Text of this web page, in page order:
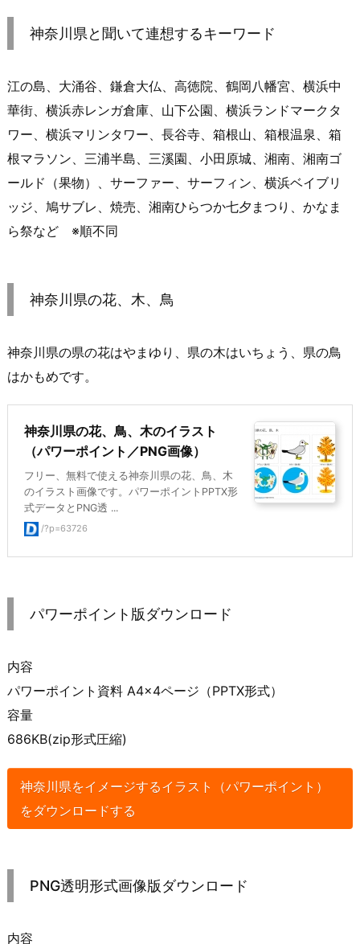
神奈川県と聞いて連想するキーワード
江の島、大涌谷、鎌倉大仏、高徳院、鶴岡八幡宮、横浜中
華街、横浜赤レンガ倉庫、山下公園、横浜ランドマークタ
ワー、横浜マリンタワー、長谷寺、箱根山、箱根温泉、箱
根マラソン、三浦半島、三溪園、小田原城、湘南、湘南ゴ
ールド（果物）、サーファー、サーフィン、横浜ベイブリ
ッジ、鳩サブレ、焼売、湘南ひらつか七夕まつり、かなま
ら祭など ※順不同
神奈川県の花、木、鳥
神奈川県の県の花はやまゆり、県の木はいちょう、県の鳥
はかもめです。
神奈川県の花、鳥、木のイラスト
（パワーポイント／PNG画像）
フリー、無料で使える神奈川県の花、鳥、木
のイラスト画像です。パワーポイントPPTX形
式データとPNG透 ...
/?p=63726
パワーポイント版ダウンロード
内容
パワーポイント資料 A4×4ページ（PPTX形式）
容量
686KB(zip形式圧縮)
神奈川県をイメージするイラスト（パワーポイント）
をダウンロードする
PNG透明形式画像版ダウンロード
内容